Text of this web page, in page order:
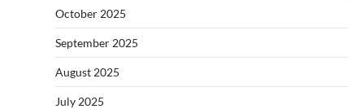
October 2025
September 2025
August 2025
July 2025